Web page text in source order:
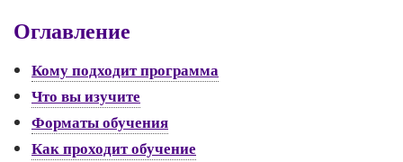
Оглавление
Кому подходит программа
Что вы изучите
Форматы обучения
Как проходит обучение